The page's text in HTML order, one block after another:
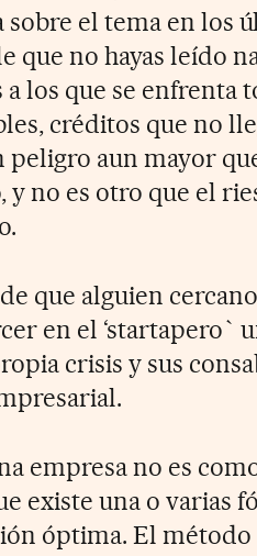
el tema en los
que no hayas leído
los que se enfrenta
créditos que no
peligro aun mayor
no es otro que el
que alguien
en el ‘startapero`
crisis y sus
empresa no es
existe una o varias
óptima. El